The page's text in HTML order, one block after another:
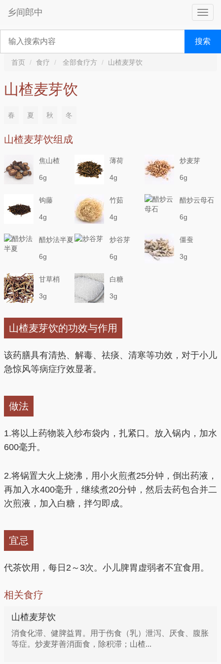
乡间郎中
搜索
首页 食疗 全部食疗方 山楂麦芽饮
山楂麦芽饮
春 夏 秋 冬
山楂麦芽饮组成
焦山楂
6g
薄荷
4g
炒麦芽
6g
钩藤
4g
竹茹
4g
醋炒云母石
6g
醋炒法半夏
6g
炒谷芽
6g
僵蚕
3g
甘草梢
3g
白糖
3g
山楂麦芽饮的功效与作用
该药膳具有清热、解毒、祛痰、清寒等功效，对于小儿
急惊风等病症疗效显著。
做法
1.将以上药物装入纱布袋内，扎紧口。放入锅内，加水
600毫升。
2.将锅置大火上烧沸，用小火煎煮25分钟，倒出药液，
再加入水400毫升，继续煮20分钟，然后去药包合并二
次煎液，加入白糖，拌匀即成。
宜忌
代茶饮用，每日2～3次。小儿脾胃虚弱者不宜食用。
相关食疗
山楂麦芽饮
消食化滞、健脾益胃。用于伤食（乳）泄泻、厌食、腹胀
等症。炒麦芽善消面食，除积滞；山楂...